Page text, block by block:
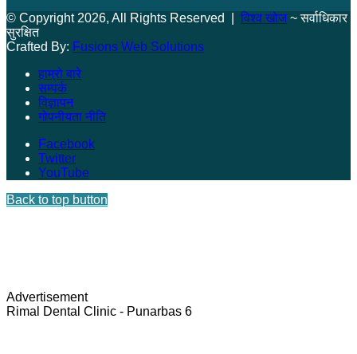
© Copyright 2026, All Rights Reserved | विश्व खोज~ सर्वाधिकार
सुरक्षित
Crafted By: Fusions Web Solutions
हाम्रो बारे
सम्पर्क
विज्ञापन
गोपनीयता नीति
Facebook
Twitter
YouTube
Back to top button
Advertisement
Rimal Dental Clinic - Punarbas 6